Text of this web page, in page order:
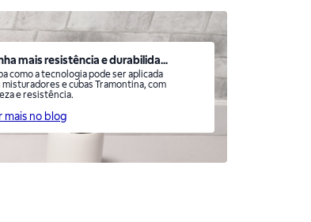
mais resistência e durabilida...
como a tecnologia pode ser aplicada
misturadores e cubas Tramontina, com
e resistência.
mais no blog